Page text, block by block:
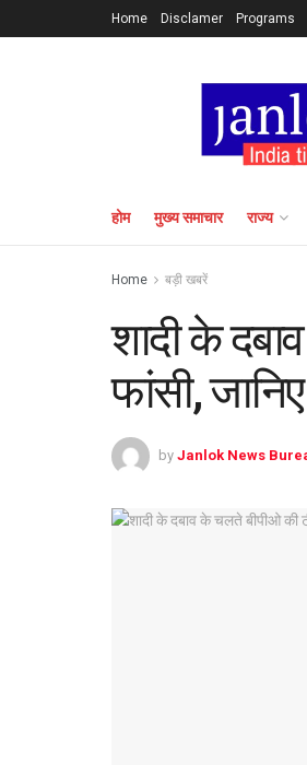
Home Disclamer Programs
होम मुख्य समाचार राज्य
Home बड़ी खबरें
शादी के
फांसी,
by Janlok News